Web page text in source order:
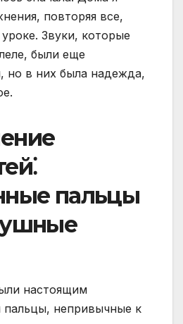
повторяя все,
Звуки, которые
были еще
но в них была надежда,
пальцы
настоящим
непривычные к